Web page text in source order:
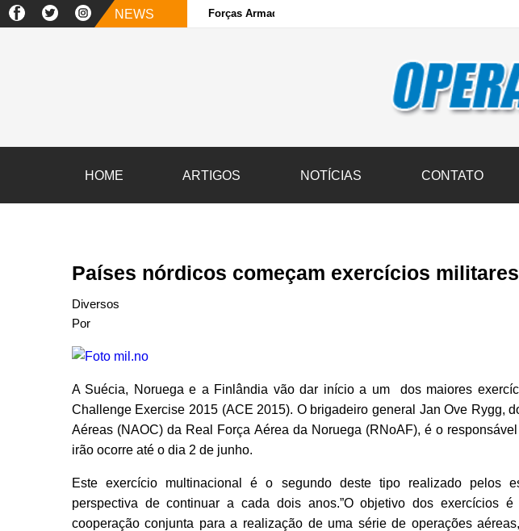
NEWS Forças Armadas e sociedade civil transportam 3,6 mil
HOME ARTIGOS NOTÍCIAS CONTATO
Países nórdicos começam exercícios
Diversos
Por
A Suécia, Noruega e a Finlândia vão dar início a um dos maiores
Challenge Exercise 2015 (ACE 2015). O brigadeiro general Jan Ove Rygg,
Aéreas (NAOC) da Real Força Aérea da Noruega (RNoAF), é o
irão ocorre até o dia 2 de junho.
Este exercício multinacional é o segundo deste tipo realizado pelos
perspectiva de continuar a cada dois anos.”O objetivo dos exercícios
cooperação conjunta para a realização de uma série de operações